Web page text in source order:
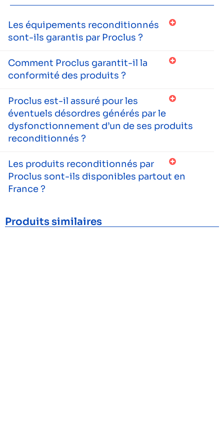
Les équipements reconditionnés
sont-ils garantis par Proclus ?
Comment Proclus garantit-il la
conformité des produits ?
Proclus est-il assuré pour les
éventuels désordres générés par le
dysfonctionnement d’un de ses produits
reconditionnés ?
Les produits reconditionnés par
Proclus sont-ils disponibles partout en
France ?
Produits similaires